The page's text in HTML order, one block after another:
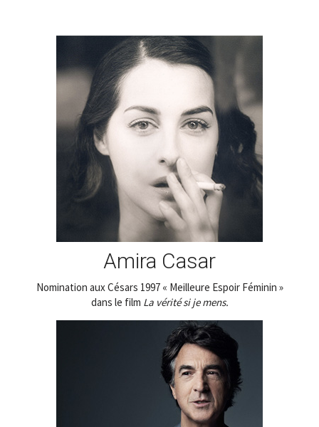
Amira Casar
Nomination aux Césars 1997 « Meilleure Espoir Féminin »
dans le film La vérité si je mens.